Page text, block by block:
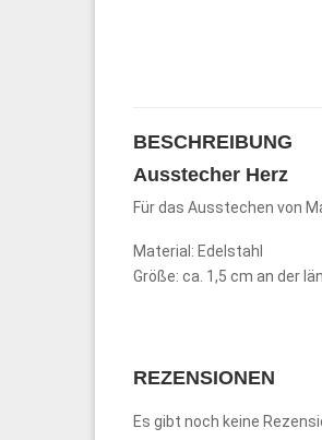
BESCHREIBUNG
Ausstecher Herz
Für das Ausstechen von
Material: Edelstahl
Größe: ca. 1,5 cm an der
REZENSIONEN
Es gibt noch keine